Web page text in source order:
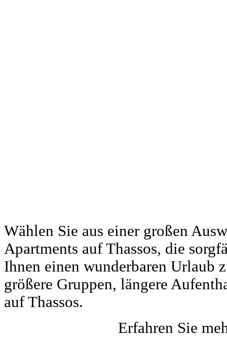
Wählen Sie aus einer großen
Apartments auf Thassos, die
Ihnen einen wunderbaren Urlaub
größere Gruppen, längere
auf Thassos.
Erfahren Sie